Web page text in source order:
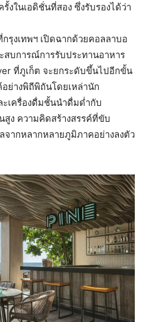
งในเอดิชั่นที่สอง ซึ่งรับรองได้ว่า
รุงเทพฯ เปิดฉากด้วยคอลลาบอ
สบการณ์การรับประทานอาหาร
ที่ภูเก็ต จะยกระดับขึ้นไปอีกขั้น
ย่างพิถีพิถันโดยเหล่านัก
ะเครื่องดื่มชั้นนำดื่มด่ำกับ
ง ความคิดสร้างสรรค์ที่ขับ
ากหลากหลายภูมิภาคอย่างลงตัว